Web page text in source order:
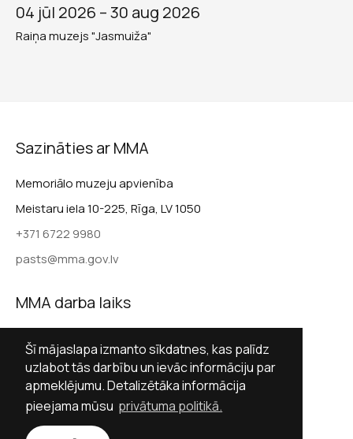
Šī mājaslapa izmanto sīkdatnes, kas palīdz
uzlabot tās darbību un ievāc informāciju par
apmeklējumu. Detalizētāka informācija
pieejama mūsu privātuma politikā.
04 jūl 2026 –30 aug 2026
Raiņa muzejs "Jasmuiža"
Sazināties ar MMA
Memoriālo muzeju apvienība
Meistaru iela 10-225, Rīga, LV 1050
+371 6722 9980
pasts@mma.gov.lv
MMA darba laiks
Sestdienās slēgts
Svētdienās slēgts
Sekot MMA